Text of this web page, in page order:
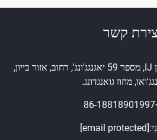
קשר
Add: יחידה 209-213, בניין IJ, מספר 59 יאגנגג'ונג', רחוב, אזור בייון,
מחוז גואנגדונג.
[email protected]